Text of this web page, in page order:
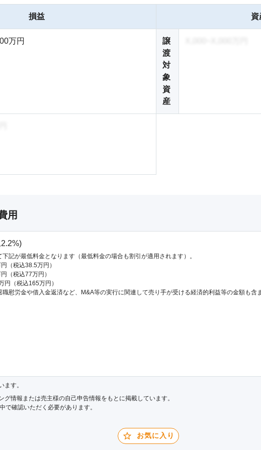
損益
万円
資
譲
渡
対
象
資
産
用
記が最低料金となります（最低料金の場合も割引が適用されます）。
（税込38.5万円）
（税込77万円）
円（税込165万円）
職慰労金や借入金返済など、M&A等の実行に関連して売り手が受ける経済的利益等の金額も含
す。
情報または売主様の自己申告情報をもとに掲載しています。
で確認いただく必要があります。
お気に入り